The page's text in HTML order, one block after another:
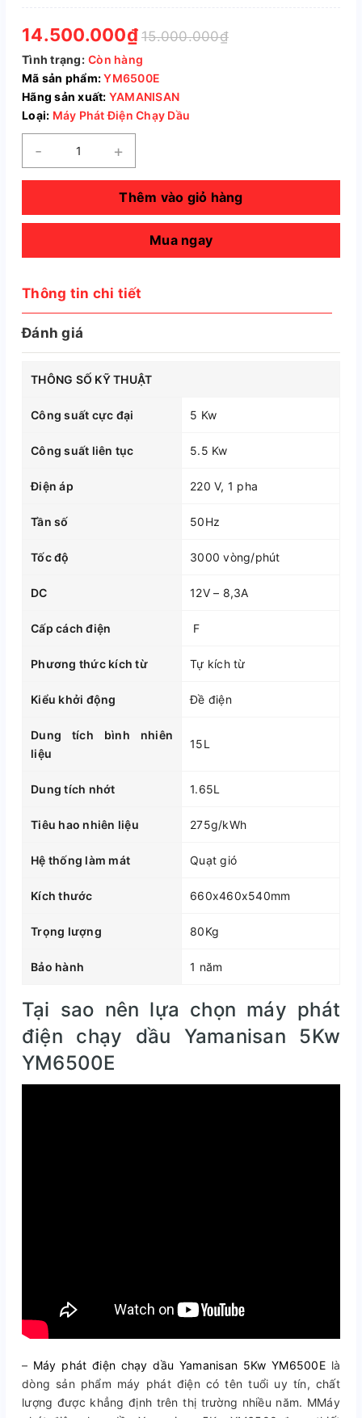
14.500.000₫ 15.000.000₫
Tình trạng: Còn hàng
Mã sản phẩm:YM6500E
Hãng sản xuất: YAMANISAN
Loại: Máy Phát Điện Chạy Dầu
- +
Thêm vào giỏ hàng
Mua ngay
Thông tin chi tiết
Đánh giá
THÔNG SỐ KỸ THUẬT
Công suất cực đại 5 Kw
Công suất liên tục 5.5 Kw
Điện áp 220 V, 1 pha
Tần số 50Hz
Tốc độ 3000 vòng/phút
DC 12V – 8,3A
Cấp cách điện F
Phương thức kích từ Tự kích từ
Kiểu khởi động Đề điện
Dung tích bình nhiên
liệu
15L
Dung tích nhớt 1.65L
Tiêu hao nhiên liệu 275g/kWh
Hệ thống làm mát Quạt gió
Kích thước 660x460x540mm
Trọng lượng 80Kg
Bảo hành 1 năm
Tại sao nên lựa chọn máy phát
điện chạy dầu Yamanisan 5Kw
YM6500E
– Máy phát điện chạy dầu Yamanisan 5Kw YM6500Elà
dòng sản phẩm máy phát điện có tên tuổi uy tín, chất
lượng được khẳng định trên thị trường nhiều năm. MMáy